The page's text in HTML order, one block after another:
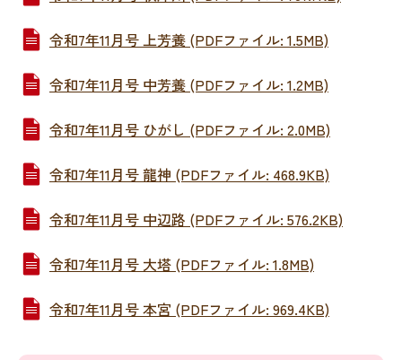
令和7年11月号 上芳養 (PDFファイル: 1.5MB)
令和7年11月号 中芳養 (PDFファイル: 1.2MB)
令和7年11月号 ひがし (PDFファイル: 2.0MB)
令和7年11月号 龍神 (PDFファイル: 468.9KB)
令和7年11月号 中辺路 (PDFファイル: 576.2KB)
令和7年11月号 大塔 (PDFファイル: 1.8MB)
令和7年11月号 本宮 (PDFファイル: 969.4KB)